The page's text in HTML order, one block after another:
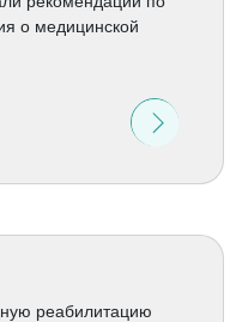
о медицинской
реабилитацию